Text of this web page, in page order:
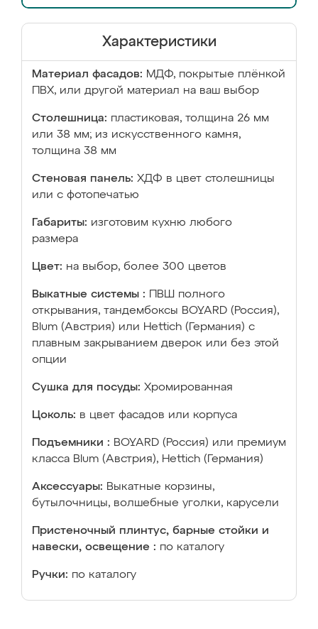
Характеристики
Материал фасадов: МДФ, покрытые плёнкой
ПВХ, или другой материал на ваш выбор
Столешница: пластиковая, толщина 26 мм
или 38 мм; из искусственного камня,
толщина 38 мм
Стеновая панель: ХДФ в цвет столешницы
или с фотопечатью
Габариты: изготовим кухню любого
размера
Цвет: на выбор, более 300 цветов
Выкатные системы :
ПВШ полного
открывания, тандембоксы BOYARD (Россия),
Blum (Австрия) или Hettich (Германия) с
плавным закрыванием дверок или без этой
опции
Сушка для посуды: Хромированная
Цоколь: в цвет фасадов или корпуса
Подъемники : BOYARD (Россия) или премиум
класса Blum (Австрия), Hettich (Германия)
Аксессуары: Выкатные корзины,
бутылочницы, волшебные уголки, карусели
Пристеночный плинтус, барные стойки и
навески, освещение : по каталогу
Ручки: по каталогу